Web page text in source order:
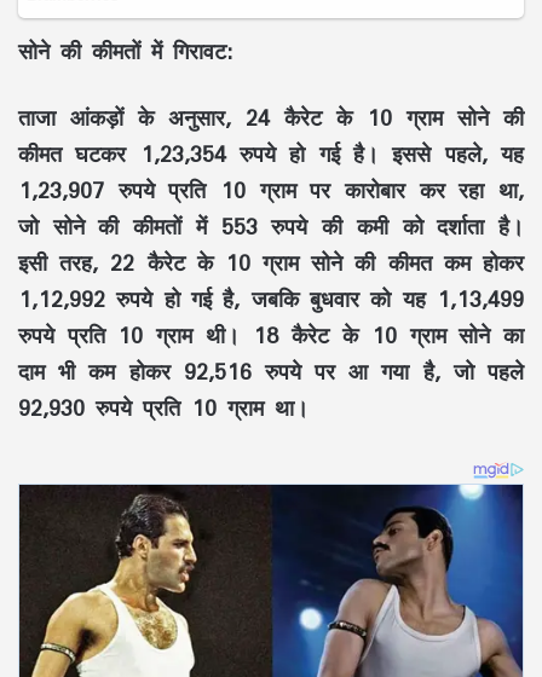
सोने की कीमतों में गिरावट:
ताजा आंकड़ों के अनुसार, 24 कैरेट के 10 ग्राम सोने की
कीमत घटकर 1,23,354 रुपये हो गई है। इससे पहले, यह
1,23,907 रुपये प्रति 10 ग्राम पर कारोबार कर रहा था,
जो सोने की कीमतों में 553 रुपये की कमी को दर्शाता है।
इसी तरह, 22 कैरेट के 10 ग्राम सोने की कीमत कम होकर
1,12,992 रुपये हो गई है, जबकि बुधवार को यह 1,13,499
रुपये प्रति 10 ग्राम थी। 18 कैरेट के 10 ग्राम सोने का
दाम भी कम होकर 92,516 रुपये पर आ गया है, जो पहले
92,930 रुपये प्रति 10 ग्राम था।